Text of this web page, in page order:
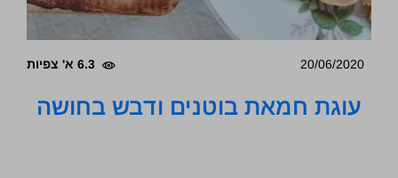
20/06/2020 6.3 א' צפיות
עוגת חמאת בוטנים ודבש בחושה